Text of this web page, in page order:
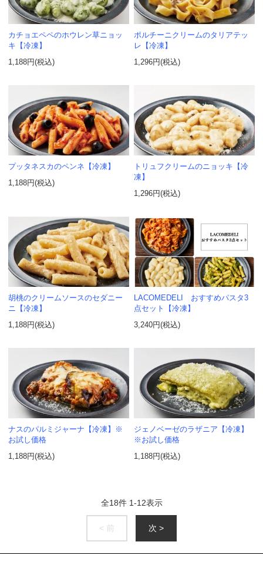
カチョエペペのホウレン草ニョッ
キ【冷凍】
1,188円(税込)
ポルチーニクリームのタリアテッ
レ【冷凍】
1,296円(税込)
プッタネスカのペンネ【冷凍】
1,188円(税込)
トリュフクリームのニョッキ【冷
凍】
1,296円(税込)
胡桃のクリームソースのセダニー
ニ【冷凍】
1,188円(税込)
LACOMEDELI おすすめパスタ3
点セット【冷凍】
3,240円(税込)
ナスのパルミジャーナ【冷凍】※
お試し価格
1,188円(税込)
ジェノベーゼのラザニア【冷凍】
※お試し価格
1,188円(税込)
全18件 1-12表示
< 前 次 >